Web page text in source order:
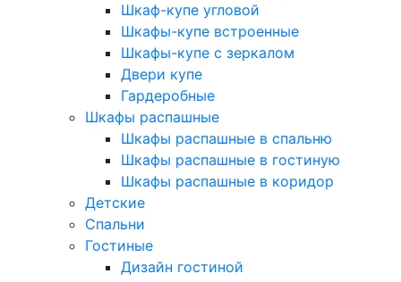
Шкаф-купе угловой
Шкафы-купе встроенные
Шкафы-купе с зеркалом
Двери купе
Гардеробные
Шкафы распашные
Шкафы распашные в спальню
Шкафы распашные в гостиную
Шкафы распашные в коридор
Детские
Спальни
Гостиные
Дизайн гостиной